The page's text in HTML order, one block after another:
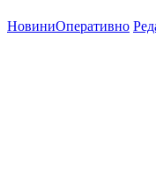
НовиниОперативно